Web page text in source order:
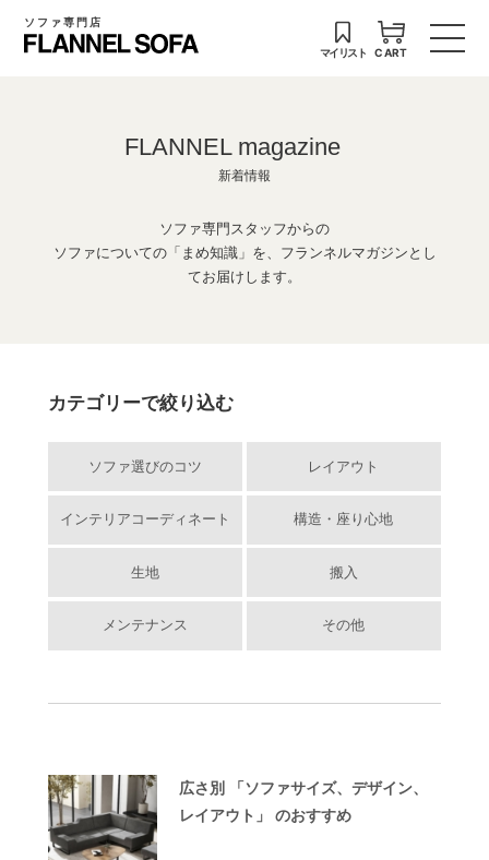
ソファ専門店
マイリスト CART
FLANNEL magazine
新着情報
ソファ専門スタッフからの
ソファについての「まめ知識」を、フランネルマガジンとし
てお届けします。
カテゴリーで絞り込む
ソファ選びのコツ レイアウト
インテリアコーディネート 構造・座り心地
生地 搬入
メンテナンス その他
広さ別 「ソファサイズ、デザイン、
レイアウト」 のおすすめ